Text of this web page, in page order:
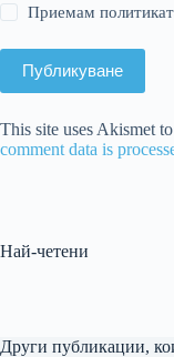
Приемам
Публикуване
This site uses Akismet
comment data is
Най-четени
Други публикации,